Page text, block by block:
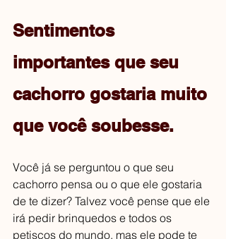
Sentimentos
importantes que seu
cachorro gostaria muito
que você soubesse.
Você já se perguntou o que seu
cachorro pensa ou o que ele gostaria
de te dizer? Talvez você pense que ele
irá pedir brinquedos e todos os
petiscos do mundo, mas ele pode te